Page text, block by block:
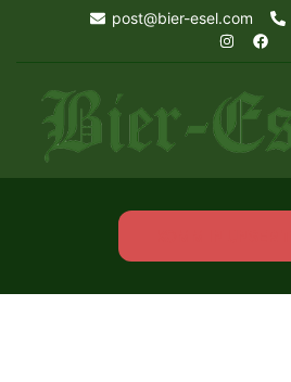
content
post@bier-esel.com